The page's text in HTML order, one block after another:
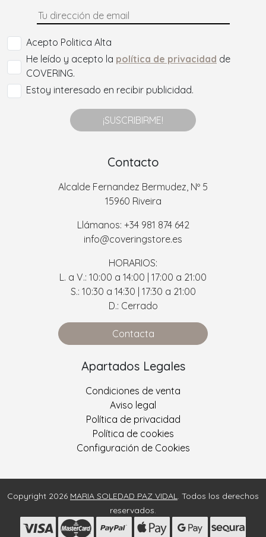
Acepto Politica Alta
He leído y acepto la política de privacidad de
COVERING.
Estoy interesado en recibir publicidad.
¡SUSCRIBIRME!
Contacto
Alcalde Fernandez Bermudez, Nº 5
15960 Riveira
Llámanos: +34 981 874 642
info@coveringstore.es
HORARIOS:
L. a V.: 10:00 a 14:00 | 17:00 a 21:00
S.: 10:30 a 14:30 | 17:30 a 21:00
D.: Cerrado
Contacta
Apartados Legales
Condiciones de venta
Aviso legal
Política de privacidad
Política de cookies
Configuración de Cookies
Copyright 2026 MARIA SOLEDAD PAZ VIDAL. Todos los derechos
reservados.